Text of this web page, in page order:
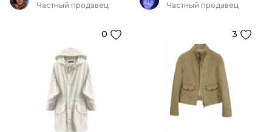
Частный продавец
0
Частный продавец
3